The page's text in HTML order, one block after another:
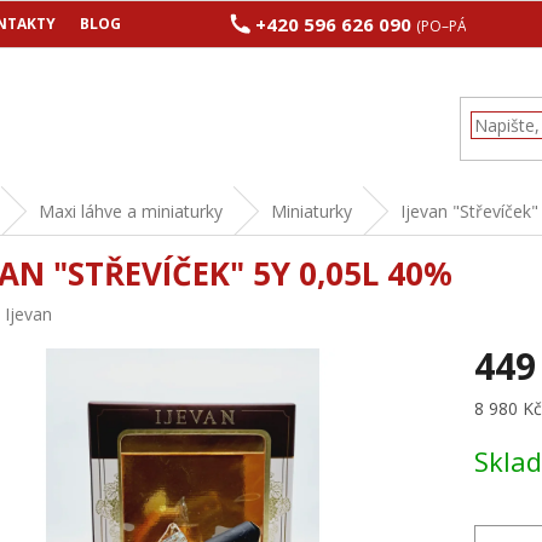
BLOG +420 596 626 090 (PO–PÁ 8:00–17:00)
Maxi láhve a miniaturky Miniaturky Ijevan
"STŘEVÍČEK" 5Y 0,05L 40%
Ijevan
Měrná
8 980